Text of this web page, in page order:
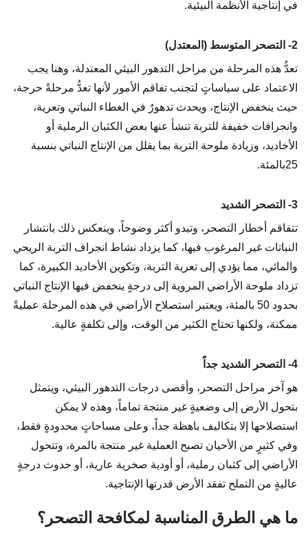
في إنتاجية الأنظمة البيئية.
2- التصحر المتوسط (المعتدل)
تعدُّ هذه المرحلة من مراحل التدهور البيئي المعتدلة، وهنا يجب
الاعتماد على سياساتٍ لتجنب تفاقم الأمور لأنها تعدُّ مرحلةً حرجة،
حيث ينخفض الإنتاج، ويحدث تدهورٌ في الغطاء النباتي وتعرية،
وانجرافات خفيفة للتربة تنشأ عنها بعض الكثبان الرملية أو
الأخاديد، وزيادة ملوحة التربة بما يقلل من الإنتاج النباتي بنسبة
25بالمئة.
3- التصحر الشديد
تتفاقم أخطار التصحر، وتبدو أكثر وضوحاً، وينعكس ذلك بانتشار
النباتات غير المرغوب فيها، كما يزداد نشاط انجراف التربة الريحي
والمائي، مما يؤدي إلى تعرية التربة، وتكوين الأخاديد الكبيرة، كما
تزداد ملوحة الأراضي المروية إلى درجةٍ ينخفض فيها الإنتاج النباتي
بحدود 50 بالمئة، ويعتبر استصلاح الأراضي في هذه المرحلة عمليةً
ممكنة، ولكنها تحتاج الكثير من الوقت، وإلى تكلفةٍ عالية.
4- التصحر الشديد جداً
هو آخر مراحل التصحر، وأقصى درجات التدهور البيئي، ويتمثل
بتحول الأرض إلى وضعيةٍ غير منتجة تماماً، وهذه لا يمكن
استصلاحها إلا بتكاليف باهظة جداً، وعلى مساحاتٍ محدودةٍ فقط،
وفي كثيرٍ من الأحيان تصبح العملية غير منتجة بالمرة، وتتحول
الأراضي إلى كثبان رملية، أو أودية صخرية عارية، أو حدوث درجةٍ
عاليةٍ من التملح تفقد الأرض قدرتها الإنتاجية.
ما هي الطرق المناسبة لمكافحة التصحر؟